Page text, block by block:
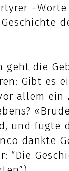
–Worte
geht die
Gibt es
allem ein
und fügte
dankte
“Die